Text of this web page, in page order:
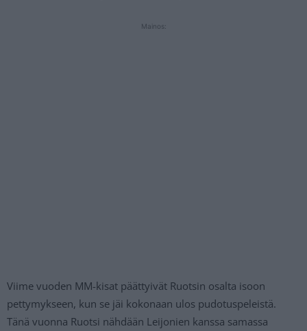
Mainos:
Viime vuoden MM-kisat päättyivät Ruotsin osalta isoon
pettymykseen, kun se jäi kokonaan ulos pudotuspeleistä.
Tänä vuonna Ruotsi nähdään Leijonien kanssa samassa